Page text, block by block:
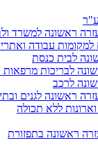
ראשונה למשרד
למקומות עבודה ואתרי
לבית כנסת
לבריכות מרפאות
לרכב
ראשונה לגנים
ללא תכולה
ראשונה בתפזורת